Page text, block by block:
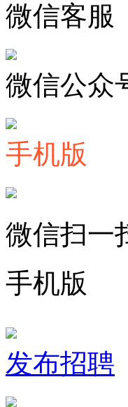
微信客服
微信公众
手机版
微信扫一
手机版
发布招聘